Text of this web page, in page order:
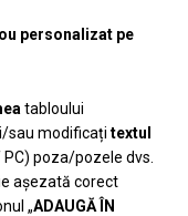
personalizat pe
tabloului
sau modificați textul
poza/pozele dvs.
așezată corect
„ADAUGĂ ÎN